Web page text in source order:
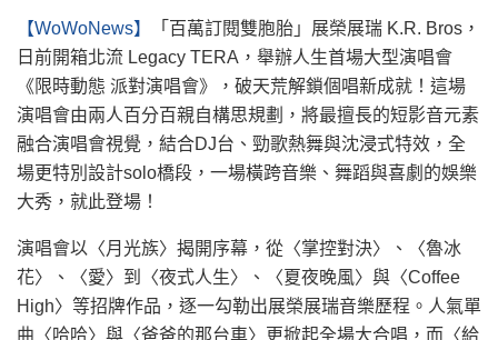
【WoWoNews】
「百萬訂閱雙胞胎」展榮展瑞 K.R. Bros，
日前開箱北流 Legacy TERA，舉辦人生首場大型演唱會
《限時動態 派對演唱會》，破天荒解鎖個唱新成就！這場
演唱會由兩人百分百親自構思規劃，將最擅長的短影音元素
融合演唱會視覺，結合DJ台、勁歌熱舞與沈浸式特效，全
場更特別設計solo橋段，一場橫跨音樂、舞蹈與喜劇的娛樂
大秀，就此登場！
演唱會以〈月光族〉揭開序幕，從〈掌控對決〉、〈魯冰
花〉、〈愛〉到〈夜式人生〉、〈夏夜晚風〉與〈Coffee
High〉等招牌作品，逐一勾勒出展榮展瑞音樂歷程。人氣單
曲〈哈哈〉與〈爸爸的那台車〉更掀起全場大合唱，而〈給